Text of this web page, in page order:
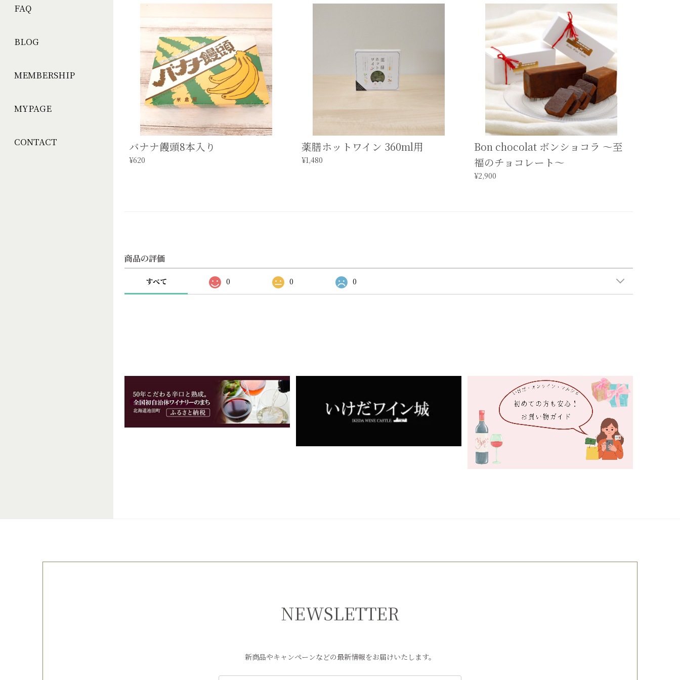
FAQ
BLOG
MEMBERSHIP
MYPAGE
CONTACT バナナ饅頭8本入り
¥620
薬膳ホットワイン 360ml用
¥1,480
Bon chocolat ボンショコラ 〜至
福のチョコレート〜
¥2,900
商品の評価
すべて 0 0 0
NEWSLETTER
新商品やキャンペーンなどの最新情報をお届けいたします。